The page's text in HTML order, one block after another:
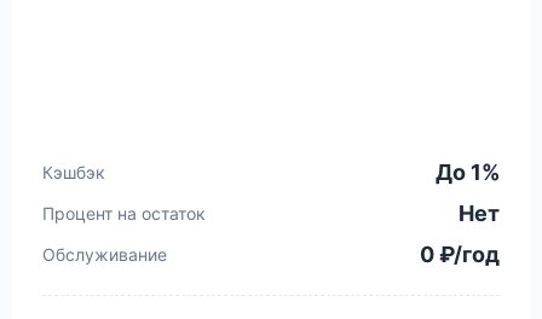
Кэшбэк До 1%
Процент на остаток Нет
Обслуживание 0 ₽/год